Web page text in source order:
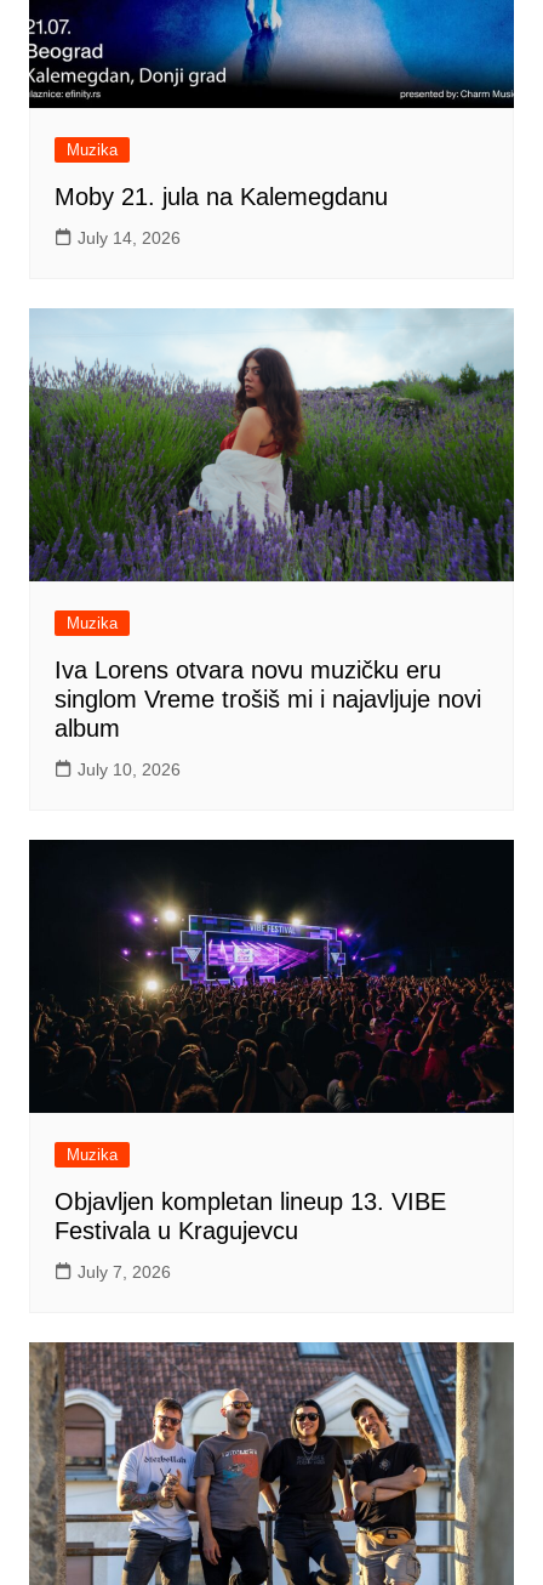
Muzika
Moby 21. jula na Kalemegdanu
July 14, 2026
Muzika
Iva Lorens otvara novu muzičku eru
singlom Vreme trošiš mi i najavljuje novi
album
July 10, 2026
Muzika
Objavljen kompletan lineup 13. VIBE
Festivala u Kragujevcu
July 7, 2026